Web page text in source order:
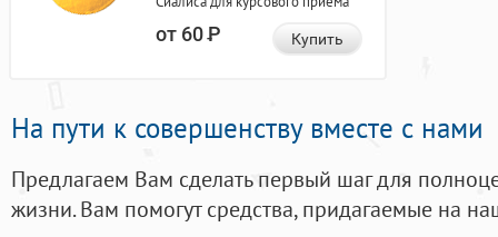
от 60Р Купить
На пути к совершенству вместе с нами
Предлагаем Вам сделать первый шаг для
жизни. Вам помогут средства, придагаемые на